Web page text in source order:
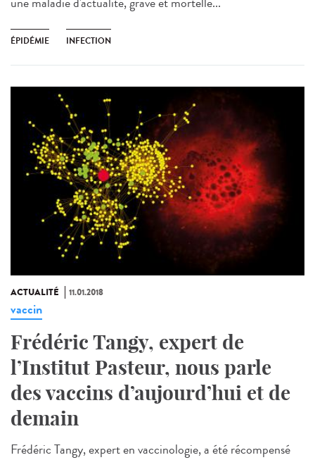
ÉPIDÉMIE INFECTION
ACTUALITÉ 11.01.2018
vaccin
Frédéric Tangy, expert de
l’Institut Pasteur, nous parle
des vaccins d’aujourd’hui et de
demain
Frédéric Tangy, expert en vaccinologie, a été récompensé